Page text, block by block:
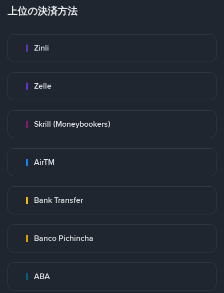
上位の決済方法
Zinli
Zelle
Skrill (Moneybookers)
AirTM
Bank Transfer
Banco Pichincha
ABA